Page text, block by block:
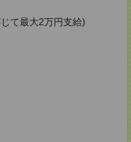
て最大2万円支給)